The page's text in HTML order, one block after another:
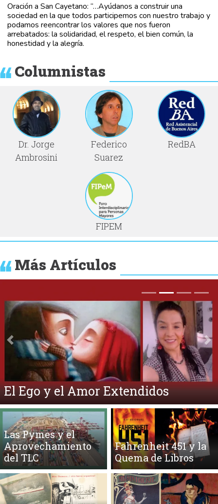
Oración a San Cayetano: “…Ayúdanos a construir una
sociedad en la que todos participemos con nuestro trabajo y
podamos reencontrar los valores que nos fueron
arrebatados: la solidaridad, el respeto, el bien común, la
honestidad y la alegría.
Columnistas
Dr. Jorge
Ambrosini
Federico
Suarez
RedBA
FIPEM
Más Artículos
El Ego y el Amor Extendidos
Anterior
Las Pymes y el
Aprovechamiento
del TLC
Fahrenheit 451 y la
Quema de Libros